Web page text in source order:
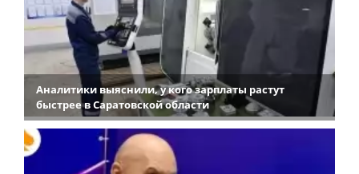
Аналитики выяснили, у кого зарплаты растут
быстрее в Саратовской области